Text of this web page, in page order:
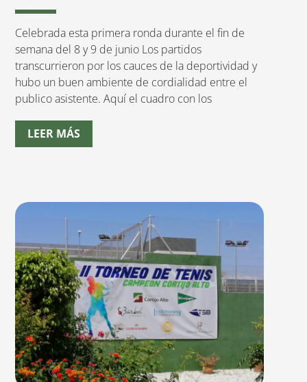
Celebrada esta primera ronda durante el fin de
semana del 8 y 9 de junio Los partidos
transcurrieron por los cauces de la deportividad y
hubo un buen ambiente de cordialidad entre el
publico asistente. Aquí el cuadro con los
LEER MÁS